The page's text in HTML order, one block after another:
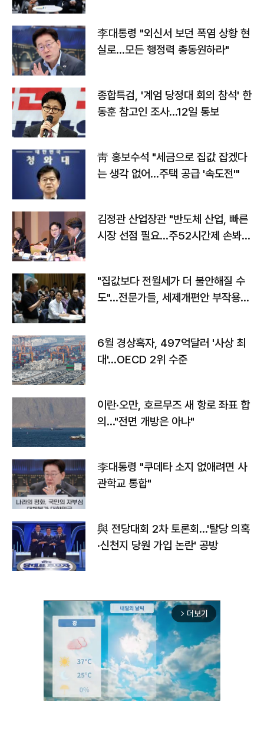
李대통령 "외신서 보던 폭염 상황 현
실로…모든 행정력 총동원하라"
종합특검, '계엄 당정대 회의 참석' 한
동훈 참고인 조사...12일 통보
靑 홍보수석 "세금으로 집값 잡겠다
는 생각 없어…주택 공급 '속도전'"
김정관 산업장관 "반도체 산업, 빠른
시장 선점 필요…주52시간제 손봐
"집값보다 전월세가 더 불안해질 수
도"…전문가들, 세제개편안 부작용
6월 경상흑자, 497억달러 '사상 최
대'…OECD 2위 수준
이란·오만, 호르무즈 새 항로 좌표 합
의…"전면 개방은 아냐"
李대통령 "쿠데타 소지 없애려면 사
관학교 통합"
與 전당대회 2차 토론회…'탈당 의혹
·신천지 당원 가입 논란' 공방
arrow_forward_ios 더보기